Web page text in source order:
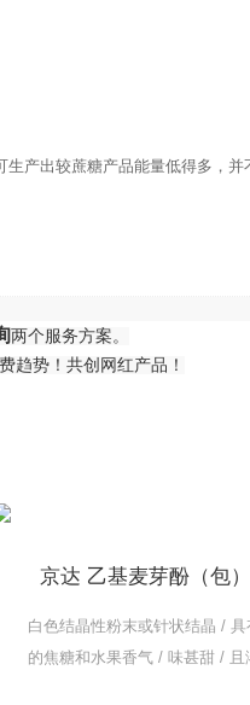
产出较蔗糖产品能量低得多，
两个服务方案。
趋势！共创网红产品！
京达 乙基麦芽酚（包）
白色结晶性粉末或针状结晶 / 具
的焦糖和水果香气 / 味甚甜 / 且